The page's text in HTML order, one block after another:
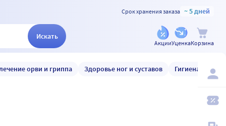
Срок хранения заказа ~ 5 дней
Искать
АкцииУценкаКорзина
орви и гриппа Здоровье ног и суставов Гигиена и уход